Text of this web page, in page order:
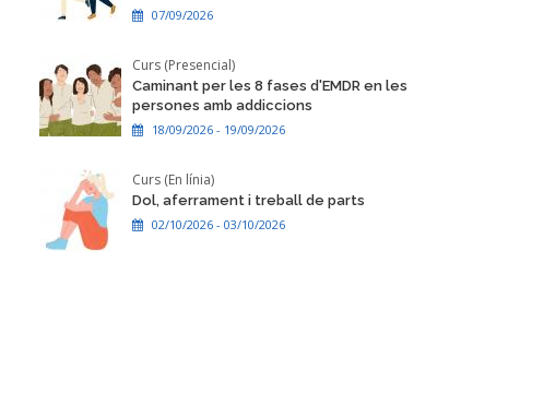
07/09/2026
Curs (Presencial)
Caminant per les 8 fases d'EMDR en les
persones amb addiccions
18/09/2026 - 19/09/2026
Curs (En línia)
Dol, aferrament i treball de parts
02/10/2026 - 03/10/2026